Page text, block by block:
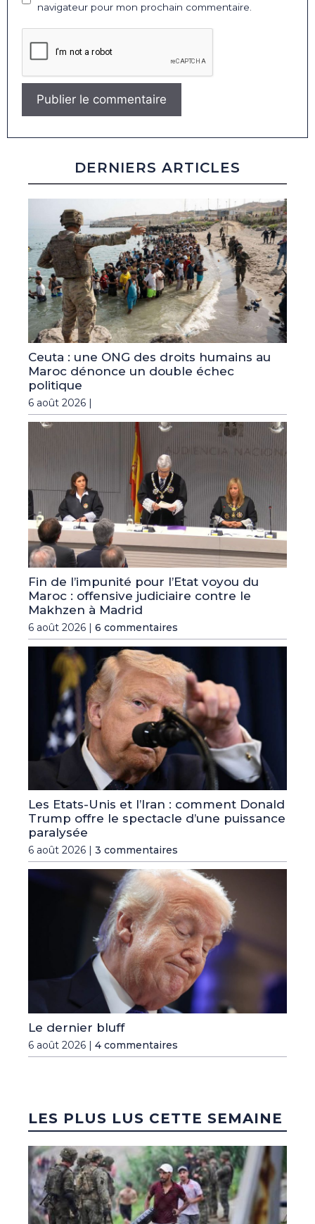
navigateur pour mon prochain commentaire.
DERNIERS ARTICLES
Ceuta : une ONG des droits humains au
Maroc dénonce un double échec
politique
6 août 2026 |
Fin de l’impunité pour l’Etat voyou du
Maroc : offensive judiciaire contre le
Makhzen à Madrid
6 août 2026 | 6 commentaires
Les Etats-Unis et l’Iran : comment Donald
Trump offre le spectacle d’une puissance
paralysée
6 août 2026 | 3 commentaires
Le dernier bluff
6 août 2026 | 4 commentaires
LES PLUS LUS CETTE SEMAINE